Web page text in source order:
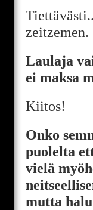
zeitzemen.
Laulaja
ei maksa
Kiitos!
Onko
puolelta
vielä
mutta